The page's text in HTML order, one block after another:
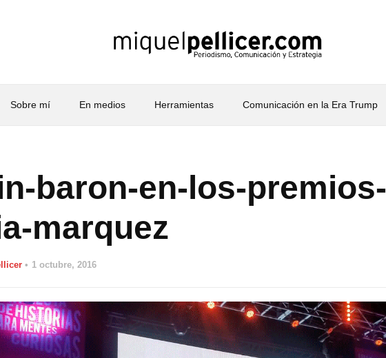
Sobre mí En medios Herramientas Comunicación en la Era Trump
baron-en-los-premios-
marquez
1 octubre, 2016